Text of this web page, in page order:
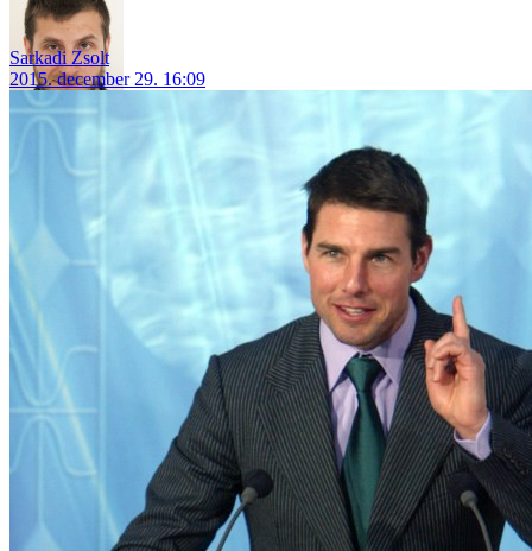
Sarkadi Zsolt
2015. december 29. 16:09